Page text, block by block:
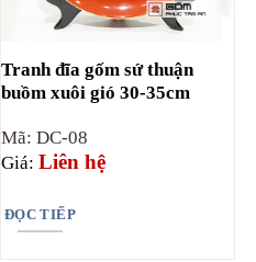
Tranh đĩa gốm sứ thuận
buồm xuôi gió 30-35cm
Mã: DC-08
Giá: Liên hệ
ĐỌC TIẾP